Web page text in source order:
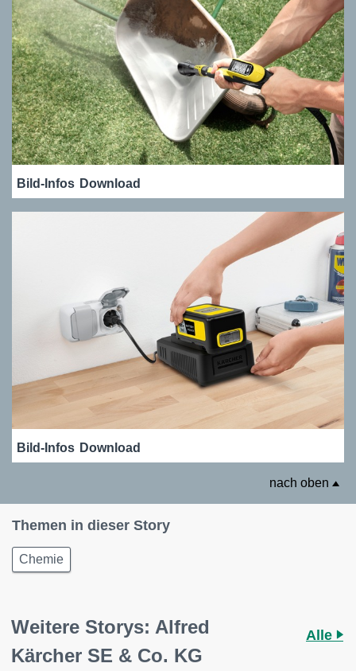
Bild-Infos Download
Bild-Infos Download
nach oben
Themen in dieser Story
Chemie
Weitere Storys: Alfred
Kärcher SE & Co. KG
Alle